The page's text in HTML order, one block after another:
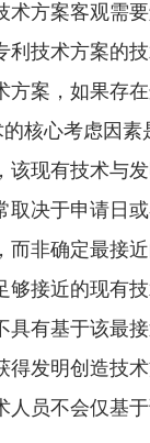
方案客观需
技术方案的
案，如果存
核心考虑因
现有技术与
决于申请日
非确定最接
接近的现有
有基于该最
发明创造技
员不会仅基